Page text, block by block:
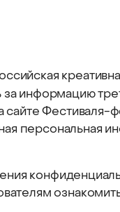
за информацию
сайте Фестиваля-
персональная